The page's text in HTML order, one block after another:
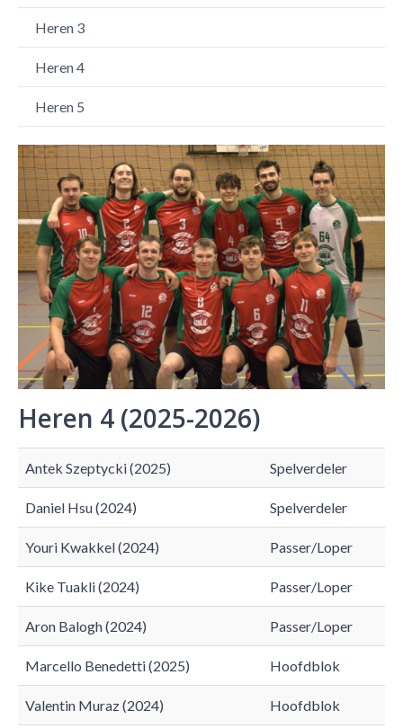
Heren 3
Heren 4
Heren 5
Heren 4 (2025-2026)
Antek Szeptycki (2025) Spelverdeler
Daniel Hsu (2024) Spelverdeler
Youri Kwakkel (2024) Passer/Loper
Kike Tuakli (2024) Passer/Loper
Aron Balogh (2024) Passer/Loper
Marcello Benedetti (2025) Hoofdblok
Valentin Muraz (2024) Hoofdblok